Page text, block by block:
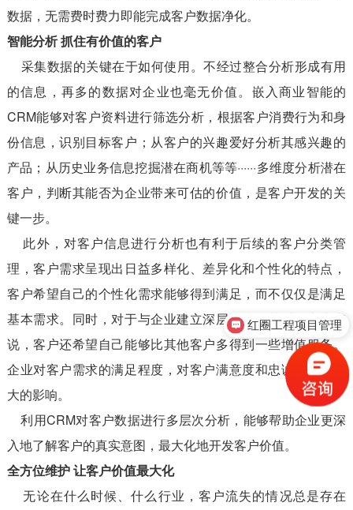
数据，无需费时费力即能完成客户数据净化。
智能分析 抓住有价值的客户
采集数据的关键在于如何使用。不经过整合分析形成有用
的信息，再多的数据对企业也毫无价值。嵌入商业智能的
CRM能够对客户资料进行筛选分析，根据客户消费行为和身
份信息，识别目标客户；从客户的兴趣爱好分析其感兴趣的
产品；从历史业务信息挖掘潜在商机等等······多维度分析潜在
客户，判断其能否为企业带来可估的价值，是客户开发的关
键一步。
此外，对客户信息进行分析也有利于后续的客户分类管
理，客户需求呈现出日益多样化、差异化和个性化的特点，
客户希望自己的个性化需求能够得到满足，而不仅仅是满足
基本需求。同时，对于与企业建立深层次合作关系的客户来
说，客户还希望自己能够比其他客户多得到一些增值服务。
企业对客户需求的满足程度，对客户满意度和忠诚度有着巨
大的影响。
利用CRM对客户数据进行多层次分析，能够帮助企业更深
入地了解客户的真实意图，最大化地开发客户价值。
全方位维护 让客户价值最大化
无论在什么时候、什么行业，客户流失的情况总是存在
红圈工程项目管理